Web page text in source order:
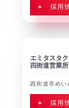
+ 採用
エミタスタ
四街道営業所
四街道市め
+ 採用